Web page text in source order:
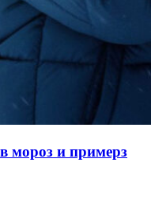
мороз и примерз